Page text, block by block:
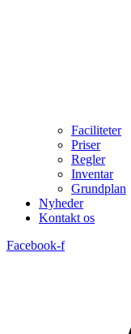
Faciliteter
Priser
Regler
Inventar
Grundplan
Nyheder
Kontakt os
Facebook-f